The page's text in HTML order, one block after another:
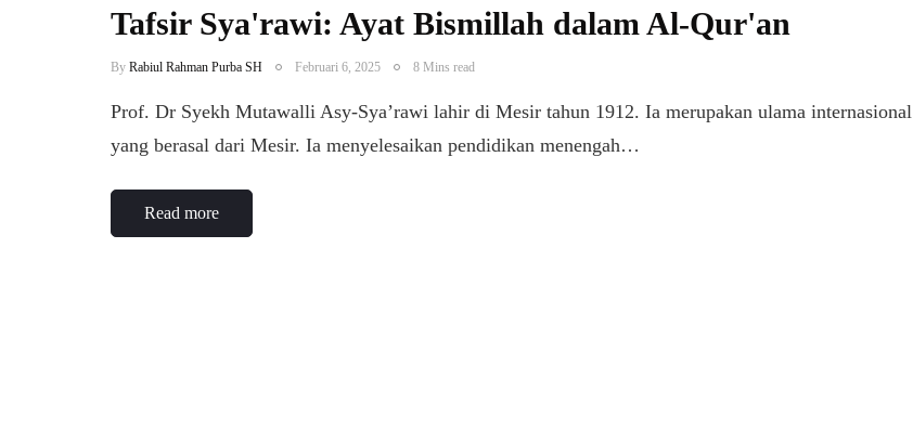
Tafsir Sya'rawi: Ayat Bismillah dalam Al-Qur'an
By Rabiul Rahman Purba SH Februari 6, 2025 8 Mins read
Prof. Dr Syekh Mutawalli Asy-Sya’rawi lahir di Mesir tahun 1912. Ia merupakan ulama internasional
yang berasal dari Mesir. Ia menyelesaikan pendidikan menengah…
Read more